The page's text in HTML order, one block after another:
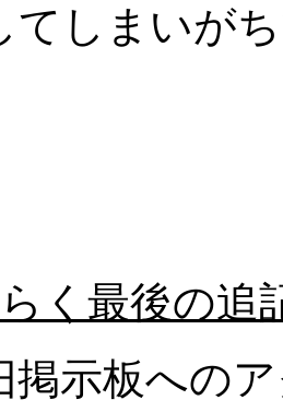
てしまいが
く最後の追
掲示板への